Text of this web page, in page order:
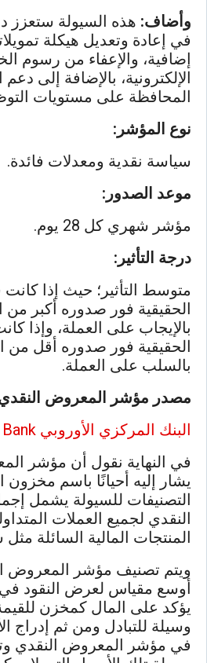
وأضاف: هذه السيولة ستعزز
في إعادة وتعديل هيكلة
إضافية، والإعفاء من رسوم
الإلكترونية، بالإضافة إلى دعم
المحافظة على مستويات
نوع المؤشر:
سياسة نقدية ومعدلات فائدة.
موعد الصدور:
مؤشر شهري كل 28 يوم.
درجة التأثير:
متوسط التأثير؛ حيث إذا
الحقيقية فور صدوره أكبر من
بالإيجاب على العملة، وإذا
الحقيقية فور صدوره أقل من
بالسلب على العملة.
مصدر مؤشر المعروض النقدي
البنك المركزي الأوروبي
في النهاية نقول أن مؤشر
يشار إليه أحيانًا باسم مخزون
التصنيفات للسيولة يشمل
النقدي لجميع العملات
المنتجات المالية السائلة مثل
ويتم تصنيف مؤشر المعروض
أوسع مقياس لعرض النقود في
يؤكد على المال كمخزن
وسيلة للتبادل ومن ثم إدراج
في مؤشر المعروض النقدي